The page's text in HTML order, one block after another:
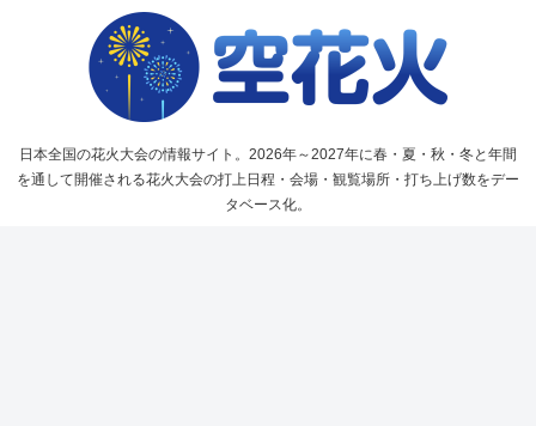
日本全国の花火大会の情報サイト。2026年～2027年に春・夏・秋・冬と年間
を通して開催される花火大会の打上日程・会場・観覧場所・打ち上げ数をデー
タベース化。